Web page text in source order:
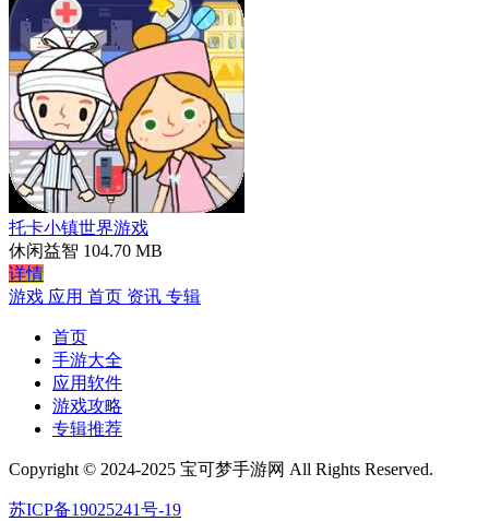
托卡小镇世界游戏
休闲益智 104.70 MB
详情
游戏 应用 首页 资讯 专辑
首页
手游大全
应用软件
游戏攻略
专辑推荐
Copyright © 2024-2025 宝可梦手游网 All Rights Reserved.
苏ICP备19025241号-19